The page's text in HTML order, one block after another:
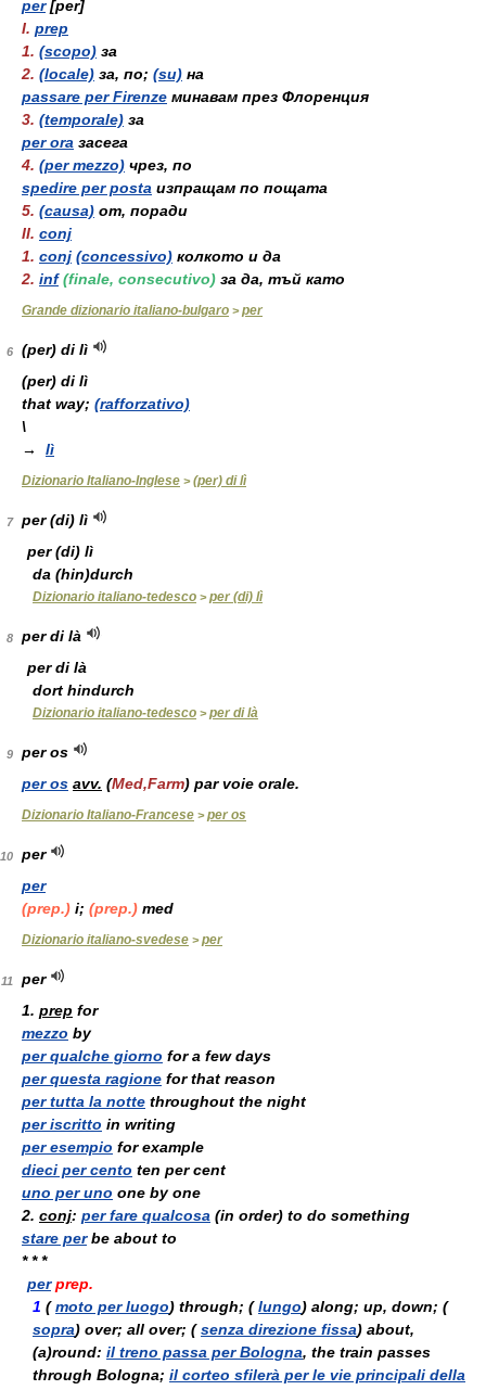
per[per]
I. prep
1. (scopo) за
2. (locale) за, по; (su) на
passare per Firenze минавам през Флоренция
3. (temporale) за
per ora засега
4. (per mezzo) чрез, по
spedire per posta изпращам по пощата
5. (causa) от, поради
II. conj
1. conj (concessivo) колкото и да
2. inf (finale, consecutivo) за да, тъй като
Grande dizionario italiano-bulgaro >per
6
(per) di lì
(per) di lì
that way; (rafforzativo)
\
→ lì
Dizionario Italiano-Inglese >(per) di lì
7
per (di) lì
per (di) lì
da (hin)durch
Dizionario italiano-tedesco >per (di) lì
8
per di là
per di là
dort hindurch
Dizionario italiano-tedesco >per di là
9
per os
per os avv. (Med,Farm) par voie orale.
Dizionario Italiano-Francese >per os
10
per
per
(prep.) i; (prep.) med
Dizionario italiano-svedese >per
11
per
1. prep for
mezzo by
per qualche giorno for a few days
per questa ragione for that reason
per tutta la notte throughout the night
per iscritto in writing
per esempio for example
dieci per cento ten per cent
uno per uno one by one
2. conj: per fare qualcosa (in order) to do something
stare perbe about to
* * *
per prep.
1 ( moto per luogo) through; ( lungo) along; up, down; (
sopra) over; all over; ( senza direzione fissa) about,
(a)round: il treno passa per Bologna, the train passes
through Bologna; il corteo sfilerà per le vie principali della